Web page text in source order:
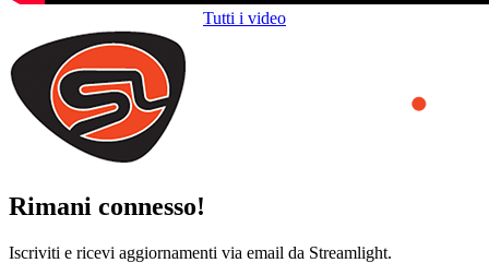
Tutti i video
Rimani connesso!
Iscriviti e ricevi aggiornamenti via email da Streamlight.